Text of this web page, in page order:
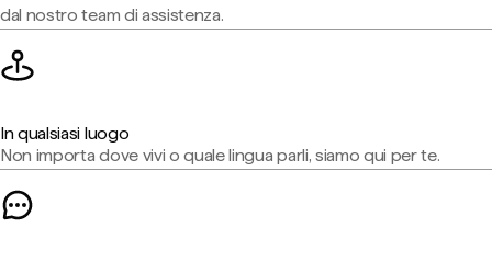
dal nostro team di assistenza.
In qualsiasi luogo
Non importa dove vivi o quale lingua parli, siamo qui per te.